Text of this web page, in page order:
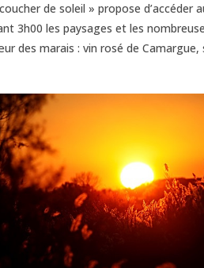
de soleil » propose
3h00 les paysages et les
des marais : vin rosé de